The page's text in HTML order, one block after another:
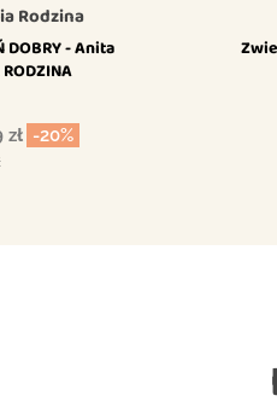
Rodzina
DOBRY - Anita
zł -20%